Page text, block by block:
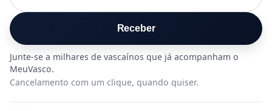
Receber
Cancelamento com um clique, quando quiser.